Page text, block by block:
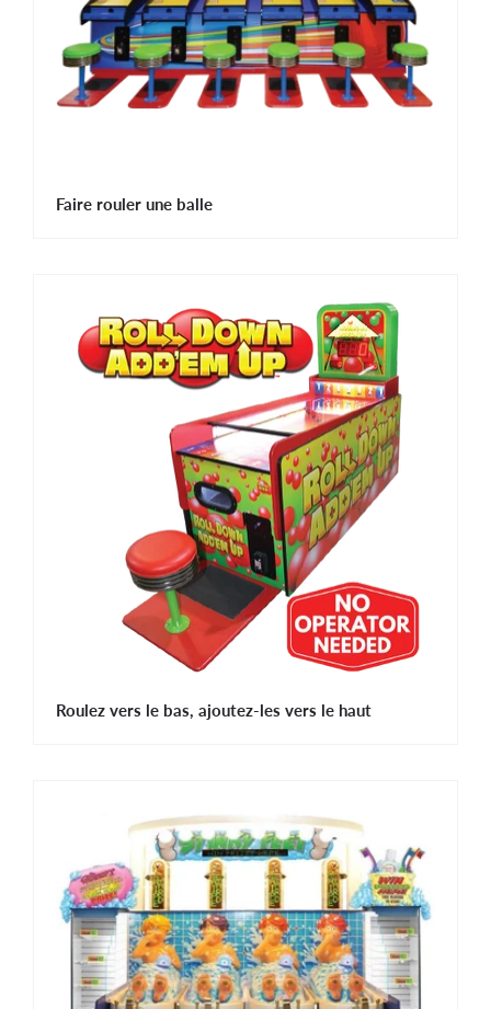
Faire rouler une balle
Roulez vers le bas, ajoutez-les vers le haut